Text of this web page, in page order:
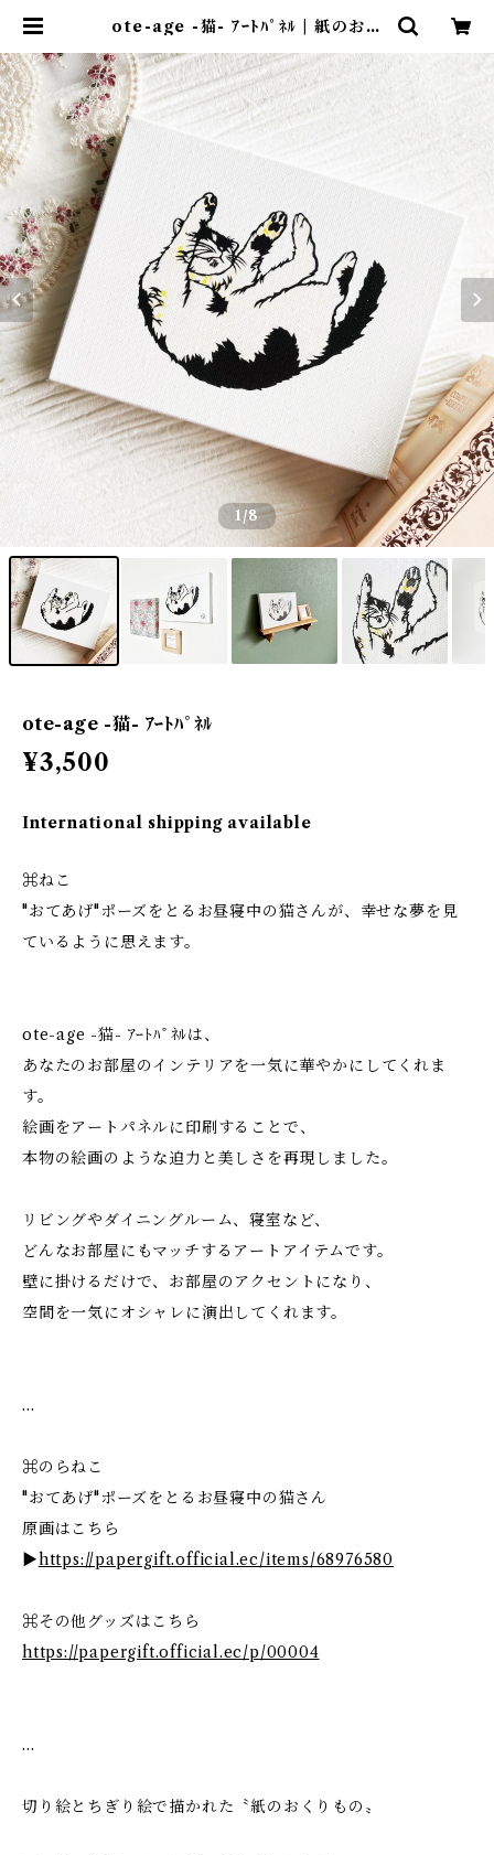
ote-age -猫- ｱｰﾄﾊﾟﾈﾙ | 紙のおく
1/8
ote-age -猫- ｱｰﾄﾊﾟﾈﾙ
¥3,500
International shipping available
⌘ねこ
"おてあげ"ポーズをとるお昼寝中の猫さんが、幸せな夢を見
ているように思えます。
ote-age -猫- ｱｰﾄﾊﾟﾈﾙは、
あなたのお部屋のインテリアを一気に華やかにしてくれま
す。
絵画をアートパネルに印刷することで、
本物の絵画のような迫力と美しさを再現しました。
リビングやダイニングルーム、寝室など、
どんなお部屋にもマッチするアートアイテムです。
壁に掛けるだけで、お部屋のアクセントになり、
空間を一気にオシャレに演出してくれます。
…
⌘のらねこ
"おてあげ"ポーズをとるお昼寝中の猫さん
原画はこちら
▶https://papergift.official.ec/items/68976580
⌘その他グッズはこちら
https://papergift.official.ec/p/00004
…
切り絵とちぎり絵で描かれた〝紙のおくりもの〟